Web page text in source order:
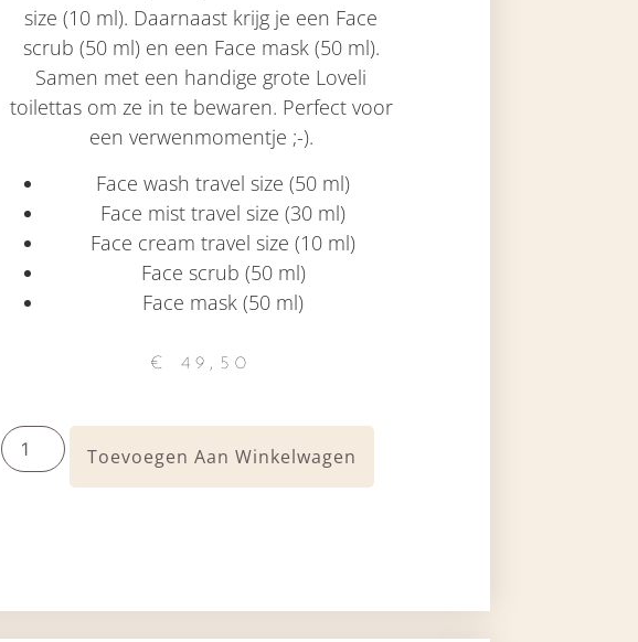
size (10 ml). Daarnaast krijg je een Face
scrub (50 ml) en een Face mask (50 ml).
Samen met een handige grote Loveli
toilettas om ze in te bewaren. Perfect voor
een verwenmomentje ;-).
Face wash travel size (50 ml)
Face mist travel size (30 ml)
Face cream travel size (10 ml)
Face scrub (50 ml)
Face mask (50 ml)
€ 49,50
Toevoegen Aan Winkelwagen